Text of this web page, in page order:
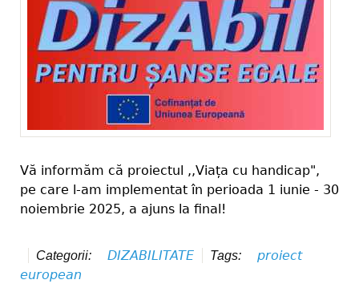
Vă informăm că proiectul ,,Viața cu handicap",
pe care l-am implementat în perioada 1 iunie - 30
noiembrie 2025, a ajuns la final!
Categorii: DIZABILITATE Tags:
proiect
european